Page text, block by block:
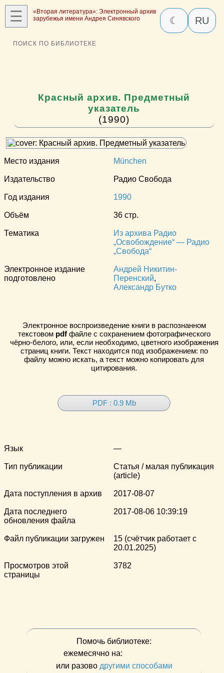
☰
«Вторая литература»: Электронный архив
зарубежья имени Андрея Синявского
☾ RU
ПОИСК ПО БИБЛИОТЕКЕ
Красный архив. Предметный
указатель
(1990)
Место издания München
Издательство Радио Свобода
Год издания 1990
Объём 36 стр.
Тематика
Из архива Радио
„Освобождение“ — Радио
„Свобода“
Электронное издание
подготовлено
Андрей Никитин-
Перенский,
Александр Бутко
Электронное воспроизведение книги в распознанном
текстовом pdfфайле с сохранением фотографического
чёрно-белого, или, если необходимо, цветного изображения
страниц книги. Текст находится под изображением: по
файлу можно искать, а текст можно копировать для
цитирования.
PDF : 0.9 Mb
Язык —
Тип публикации
Статья / малая публикация
(article)
Дата поступления в архив 2017-08-07
Дата последнего
обновления файла
2017-08-06 10:39:19
Файл публикации загружен
15 (счётчик работает с
20.01.2025)
Просмотров этой
страницы
3782
Помочь библиотеке:
ежемесячно на:
или разово другими способами